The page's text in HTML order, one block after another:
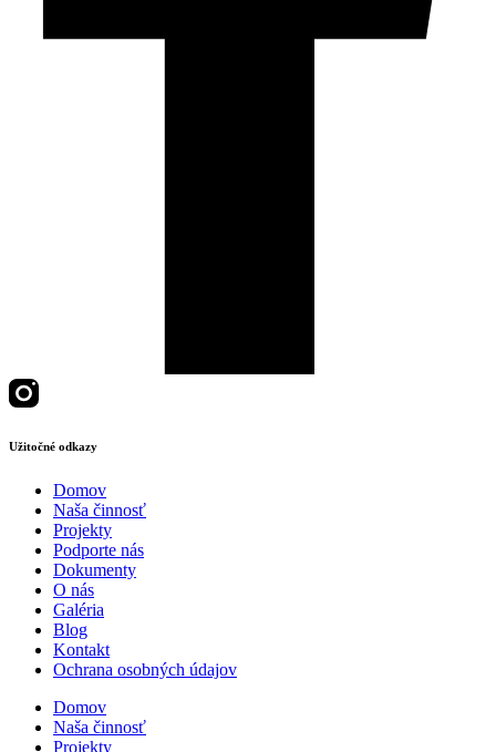
Užitočné odkazy
Domov
Naša činnosť
Projekty
Podporte nás
Dokumenty
O nás
Galéria
Blog
Kontakt
Ochrana osobných údajov
Domov
Naša činnosť
Projekty